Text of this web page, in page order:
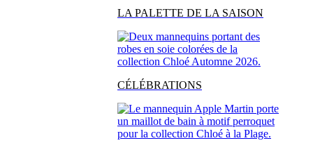
LA PALETTE DE LA SAISON
CÉLÉBRATIONS